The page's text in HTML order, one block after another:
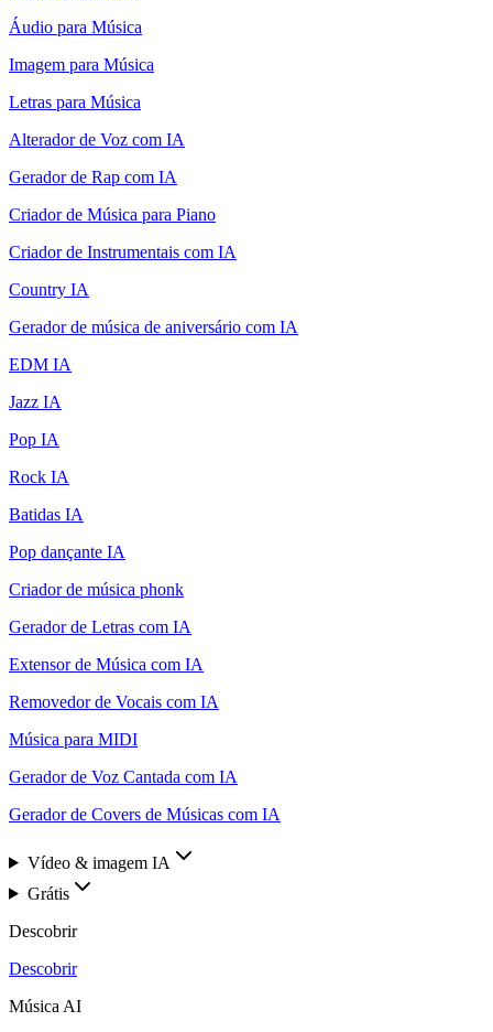
Áudio para Música
Imagem para Música
Letras para Música
Alterador de Voz com IA
Gerador de Rap com IA
Criador de Música para Piano
Criador de Instrumentais com IA
Country IA
Gerador de música de aniversário com IA
EDM IA
Jazz IA
Pop IA
Rock IA
Batidas IA
Pop dançante IA
Criador de música phonk
Gerador de Letras com IA
Extensor de Música com IA
Removedor de Vocais com IA
Música para MIDI
Gerador de Voz Cantada com IA
Gerador de Covers de Músicas com IA
Vídeo & imagem IA
Grátis
Descobrir
Descobrir
Música AI